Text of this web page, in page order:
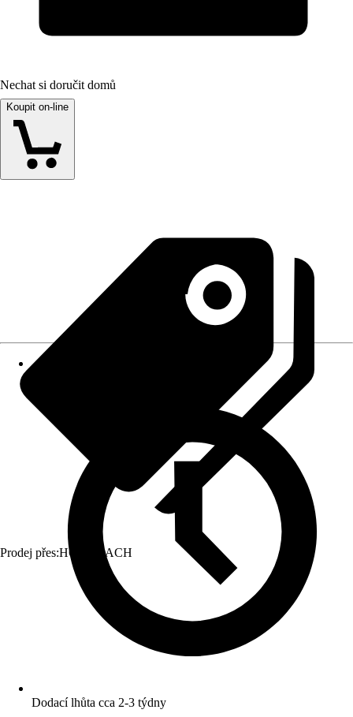
Nechat si doručit domů
Koupit on-line
Prodej přes:HORNBACH
Dodací lhůta cca 2-3 týdny